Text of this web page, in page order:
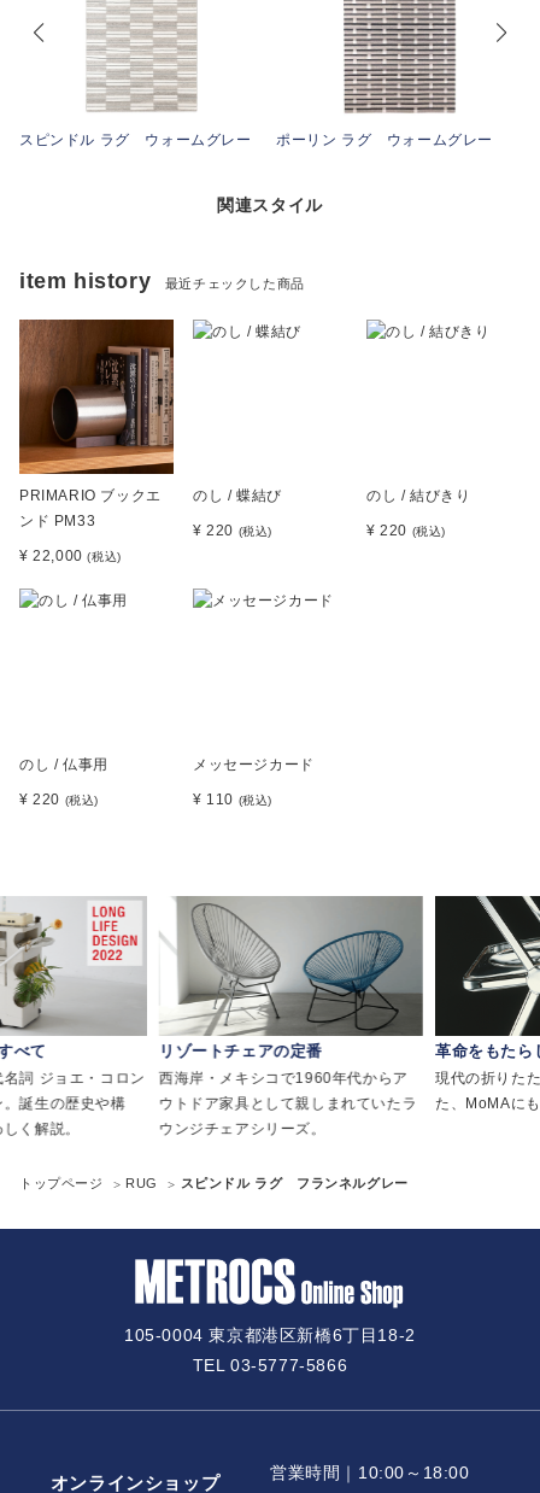
スピンドル ラグ ウォームグレー ポーリン ラグ ウォームグレー
関連スタイル
item history 最近チェックした商品
PRIMARIO ブックエ
ンド PM33
¥ 22,000(税込)
のし / 蝶結び
¥ 220 (税込)
のし / 結びきり
¥ 220 (税込)
のし / 仏事用
¥ 220 (税込)
メッセージカード
¥ 110 (税込)
て
ジョエ・コロン
生の歴史や構
解説。
リゾートチェアの定番
西海岸・メキシコで1960年代からア
ウトドア家具として親しまれていたラ
ウンジチェアシリーズ。
革命をもたらし
現代の折りたた
た、MoMAにも収
トップページ RUG スピンドル ラグ フランネルグレー
105-0004 東京都港区新橋6丁目18-2
TEL 03-5777-5866
オンラインショップ 営業時間｜10:00～18:00